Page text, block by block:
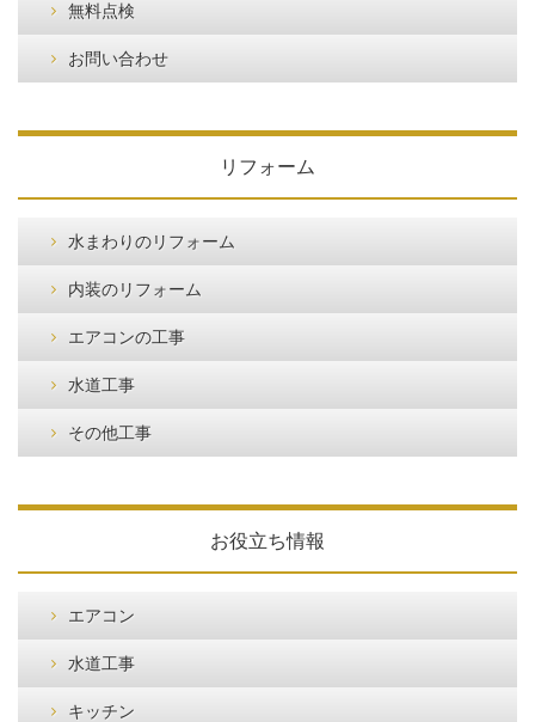
無料点検
お問い合わせ
リフォーム
水まわりのリフォーム
内装のリフォーム
エアコンの工事
水道工事
その他工事
お役立ち情報
エアコン
水道工事
キッチン